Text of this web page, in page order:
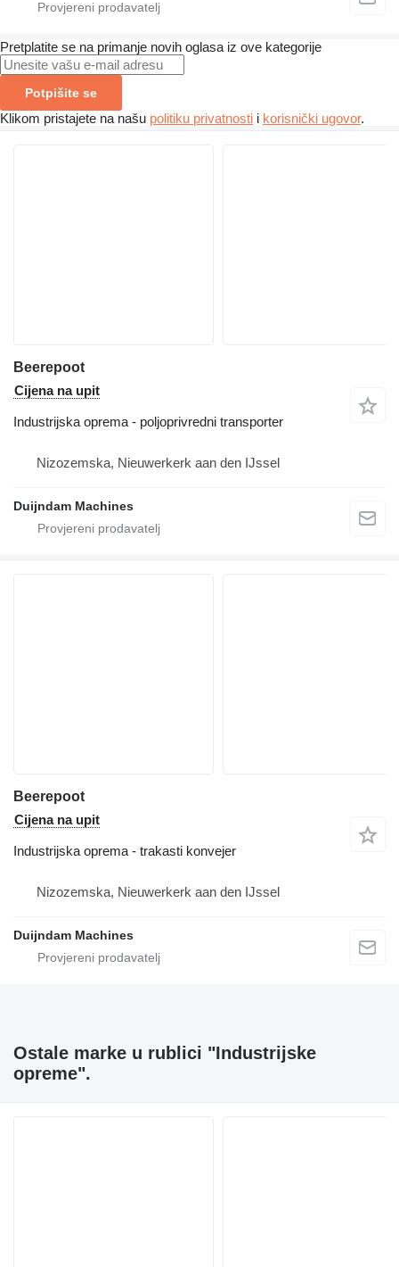
Pretplatite se na primanje novih oglasa iz ove kategorije
Potpišite se
Klikom pristajete na našu politiku privatnosti i korisnički ugovor.
Beerepoot
Cijena na upit
Industrijska oprema - poljoprivredni transporter
Nizozemska, Nieuwerkerk aan den IJssel
Duijndam Machines
Beerepoot
Cijena na upit
Industrijska oprema - trakasti konvejer
Nizozemska, Nieuwerkerk aan den IJssel
Duijndam Machines
Ostale marke u rublici "Industrijske
opreme".